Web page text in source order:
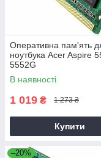
Оперативна пам'ять
ноутбука Acer Aspire
5552G
В наявності
1 019 ₴ 1 273 ₴
Купити
–20%